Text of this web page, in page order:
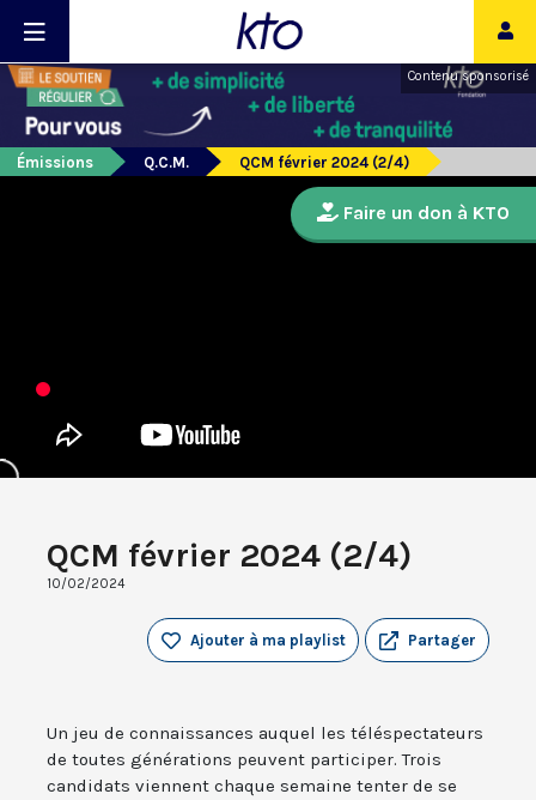
Contenu sponsorisé
Émissions Q.C.M. QCM février 2024 (2/4)
QCM février 2024 (2/4)
10/02/2024
Partager
Ajouter à ma playlist
Un jeu de connaissances auquel les téléspectateurs
de toutes générations peuvent participer. Trois
candidats viennent chaque semaine tenter de se
Faire un don à KTO